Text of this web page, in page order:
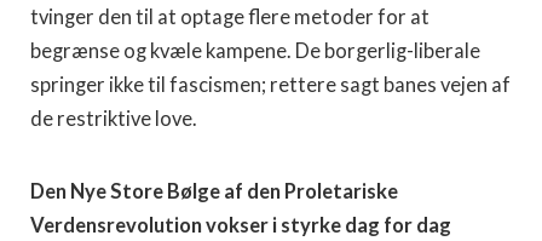
tvinger den til at optage flere metoder for at
begrænse og kvæle kampene. De borgerlig-liberale
springer ikke til fascismen; rettere sagt banes vejen af
de restriktive love.
Den Nye Store Bølge af den Proletariske
Verdensrevolution vokser i styrke dag for dag